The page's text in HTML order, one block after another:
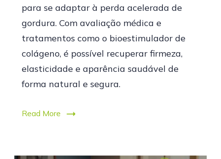
para se adaptar à perda acelerada de
gordura. Com avaliação médica e
tratamentos como o bioestimulador de
colágeno, é possível recuperar firmeza,
elasticidade e aparência saudável de
forma natural e segura.
Read More